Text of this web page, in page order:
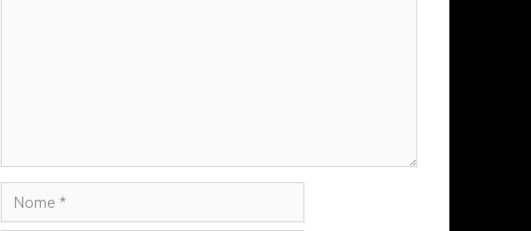
Nome